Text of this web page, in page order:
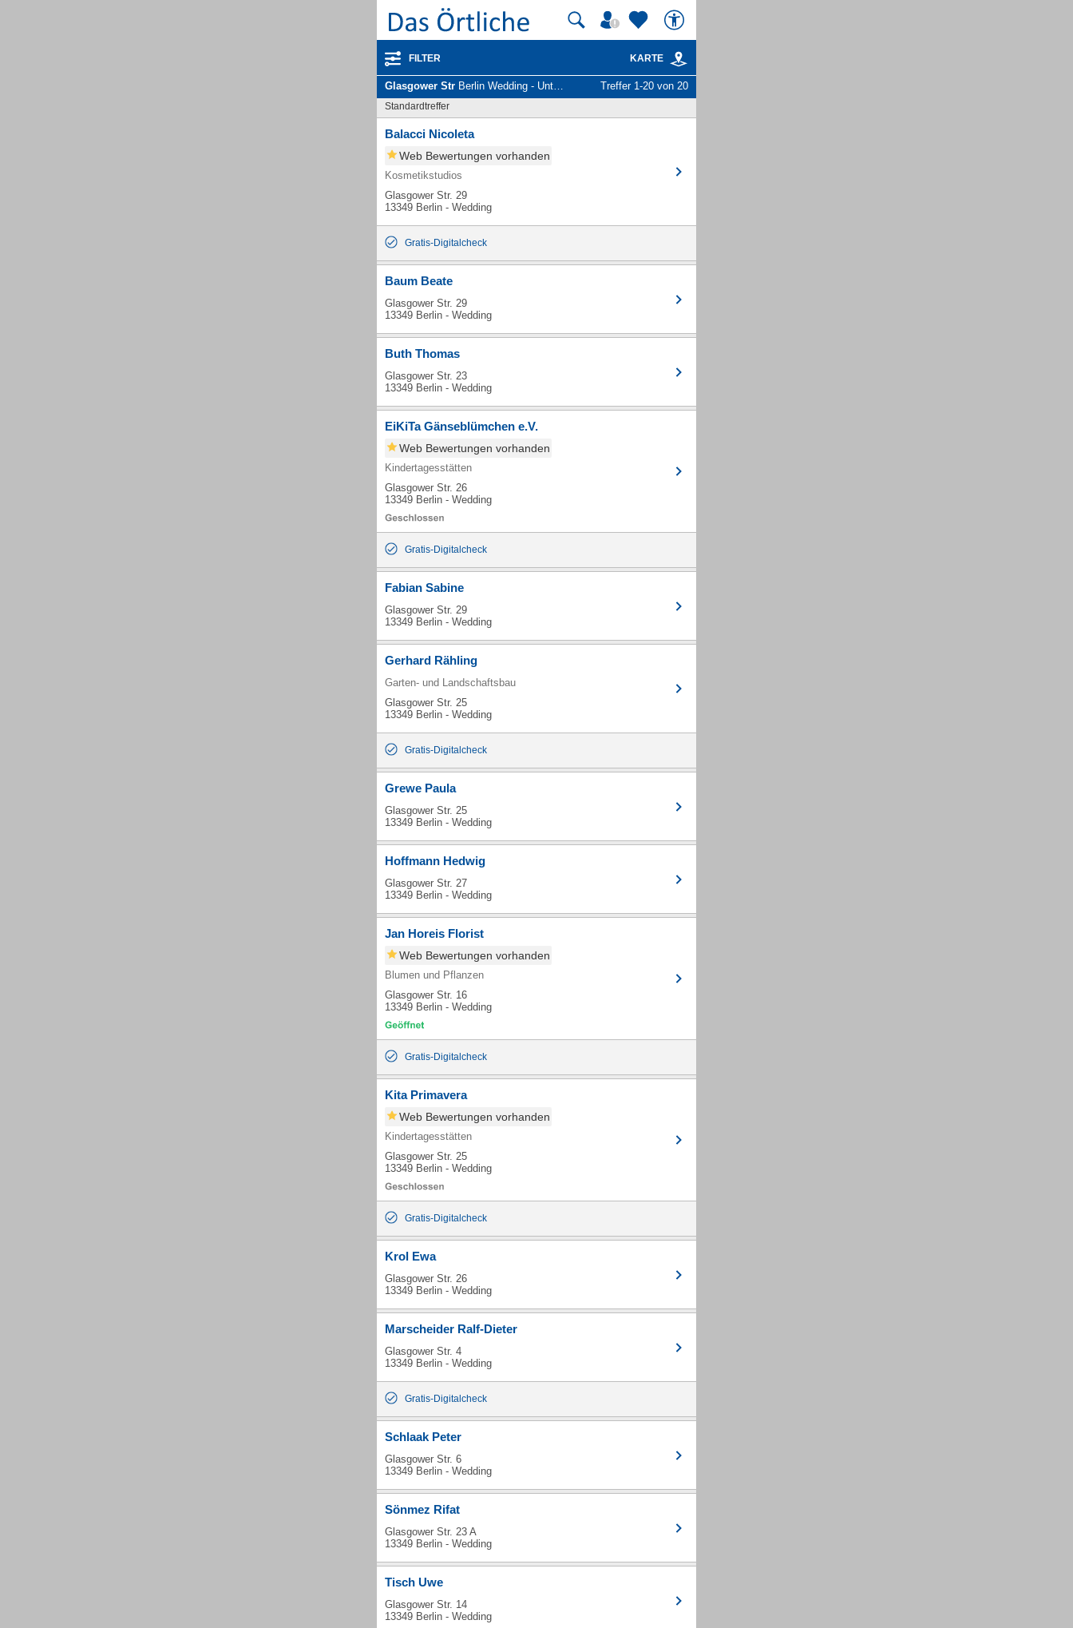
FILTER KARTE
Glasgower Str Berlin Wedding - Unternehmen und Personen Treffer 1-20 von 20
Standardtreffer
Balacci Nicoleta
Web Bewertungen vorhanden
Kosmetikstudios
Glasgower Str. 29
13349 Berlin - Wedding
Gratis-Digitalcheck
Baum Beate
Glasgower Str. 29
13349 Berlin - Wedding
Buth Thomas
Glasgower Str. 23
13349 Berlin - Wedding
EiKiTa Gänseblümchen e.V.
Web Bewertungen vorhanden
Kindertagesstätten
Glasgower Str. 26
13349 Berlin - Wedding
Gratis-Digitalcheck
Fabian Sabine
Glasgower Str. 29
13349 Berlin - Wedding
Gerhard Rähling
Garten- und Landschaftsbau
Glasgower Str. 25
13349 Berlin - Wedding
Gratis-Digitalcheck
Grewe Paula
Glasgower Str. 25
13349 Berlin - Wedding
Hoffmann Hedwig
Glasgower Str. 27
13349 Berlin - Wedding
Jan Horeis Florist
Web Bewertungen vorhanden
Blumen und Pflanzen
Glasgower Str. 16
13349 Berlin - Wedding
Gratis-Digitalcheck
Kita Primavera
Web Bewertungen vorhanden
Kindertagesstätten
Glasgower Str. 25
13349 Berlin - Wedding
Gratis-Digitalcheck
Krol Ewa
Glasgower Str. 26
13349 Berlin - Wedding
Marscheider Ralf-Dieter
Glasgower Str. 4
13349 Berlin - Wedding
Gratis-Digitalcheck
Schlaak Peter
Glasgower Str. 6
13349 Berlin - Wedding
Sönmez Rifat
Glasgower Str. 23 A
13349 Berlin - Wedding
Tisch Uwe
Glasgower Str. 14
13349 Berlin - Wedding